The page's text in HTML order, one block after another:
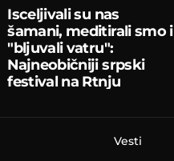
Isceljivali su nas
šamani, meditirali smo i
"bljuvali vatru":
Najneobičniji srpski
festival na Rtnju
Vesti